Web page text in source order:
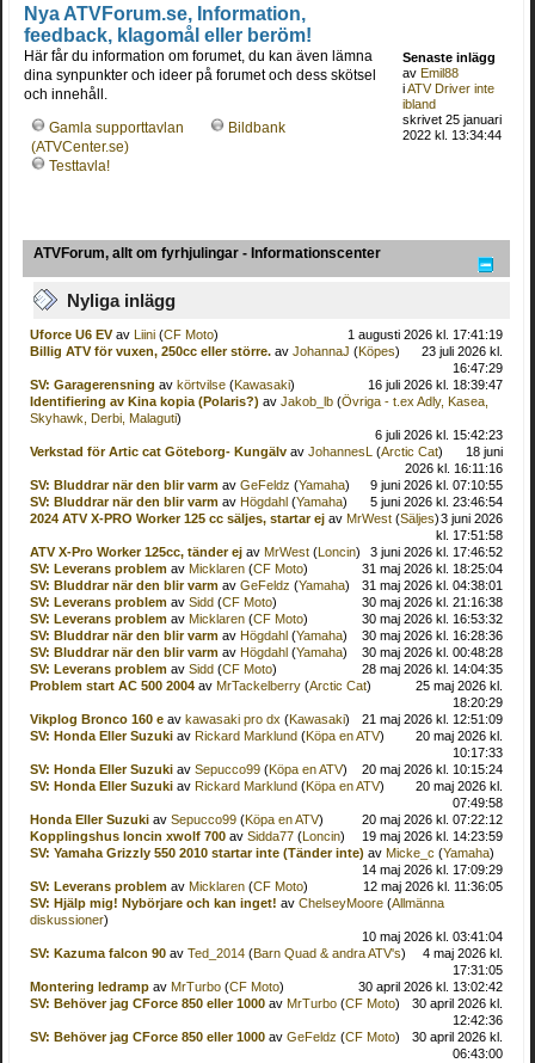
Nya ATVForum.se, Information,
feedback, klagomål eller beröm!
Här får du information om forumet, du kan även lämna
dina synpunkter och ideer på forumet och dess skötsel
och innehåll.
Gamla supporttavlan
(ATVCenter.se)
Testtavla!
Bildbank
Senaste inlägg
avEmil88
iATV Driver inte
ibland
skrivet 25 januari
2022 kl. 13:34:44
ATVForum, allt om fyrhjulingar - Informationscenter
Nyliga inlägg
Uforce U6 EVav Liini(CF Moto)
1 augusti 2026 kl. 17:41:19
Billig ATV för vuxen, 250cc eller större.av JohannaJ (Köpes)
23 juli 2026 kl.
16:47:29
SV: Garagerensning av körtvilse(Kawasaki)
16 juli 2026 kl. 18:39:47
Identifiering av Kina kopia (Polaris?) av Jakob_lb(Övriga - t.ex Adly, Kasea,
Skyhawk, Derbi, Malaguti)
6 juli 2026 kl. 15:42:23
Verkstad för Artic cat Göteborg- Kungälvav JohannesL (Arctic Cat)
18 juni
2026 kl. 16:11:16
SV: Bluddrar när den blir varmav GeFeldz (Yamaha)
9 juni 2026 kl. 07:10:55
SV: Bluddrar när den blir varmav Högdahl (Yamaha)
5 juni 2026 kl. 23:46:54
2024 ATV X-PRO Worker 125 cc säljes, startar ejav MrWest(Säljes)3 juni 2026
kl. 17:51:58
ATV X-Pro Worker 125cc, tänder ejav MrWest(Loncin)
3 juni 2026 kl. 17:46:52
SV: Leverans problem av Micklaren(CF Moto)
31 maj 2026 kl. 18:25:04
SV: Bluddrar när den blir varmav GeFeldz (Yamaha)
31 maj 2026 kl. 04:38:01
SV: Leverans problem av Sidd (CF Moto)
30 maj 2026 kl. 21:16:38
SV: Leverans problem av Micklaren(CF Moto)
30 maj 2026 kl. 16:53:32
SV: Bluddrar när den blir varmav Högdahl (Yamaha)
30 maj 2026 kl. 16:28:36
SV: Bluddrar när den blir varmav Högdahl (Yamaha)
30 maj 2026 kl. 00:48:28
SV: Leverans problem av Sidd (CF Moto)
28 maj 2026 kl. 14:04:35
Problem start AC 500 2004av MrTackelberry(Arctic Cat)
25 maj 2026 kl.
18:20:29
Vikplog Bronco 160 eav kawasaki pro dx (Kawasaki)
21 maj 2026 kl. 12:51:09
SV: Honda Eller Suzuki av Rickard Marklund (Köpa en ATV)
20 maj 2026 kl.
10:17:33
SV: Honda Eller Suzuki av Sepucco99(Köpa en ATV)
20 maj 2026 kl. 10:15:24
SV: Honda Eller Suzuki av Rickard Marklund (Köpa en ATV)
20 maj 2026 kl.
07:49:58
Honda Eller Suzuki av Sepucco99(Köpa en ATV)
20 maj 2026 kl. 07:22:12
Kopplingshus loncin xwolf 700av Sidda77(Loncin)
19 maj 2026 kl. 14:23:59
SV: Yamaha Grizzly 550 2010 startar inte (Tänder inte) av Micke_c (Yamaha)
14 maj 2026 kl. 17:09:29
SV: Leverans problem av Micklaren(CF Moto)
12 maj 2026 kl. 11:36:05
SV: Hjälp mig! Nybörjare och kan inget! av ChelseyMoore(Allmänna
diskussioner)
10 maj 2026 kl. 03:41:04
SV: Kazuma falcon 90av Ted_2014(Barn Quad & andra ATV's)
4 maj 2026 kl.
17:31:05
Montering ledrampav MrTurbo(CF Moto)
30 april 2026 kl. 13:02:42
SV: Behöver jag CForce 850 eller 1000av MrTurbo(CF Moto)
30 april 2026 kl.
12:42:36
SV: Behöver jag CForce 850 eller 1000av GeFeldz (CF Moto)
30 april 2026 kl.
06:43:00